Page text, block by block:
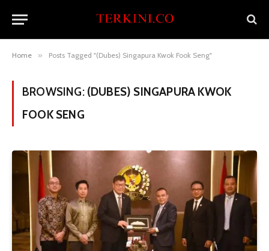
Home » Posts Tagged "(Dubes) Singapura Kwok Fook Seng"
BROWSING: (DUBES) SINGAPURA KWOK
FOOK SENG